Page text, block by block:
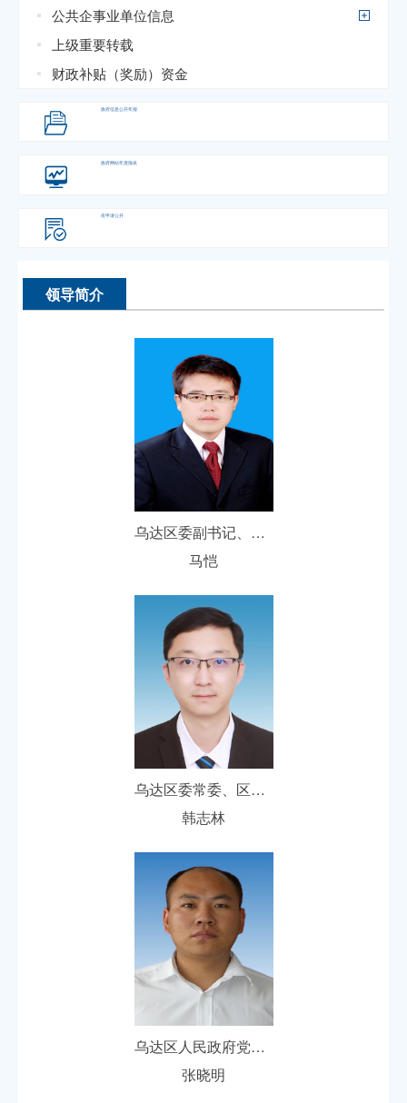
公共企事业单位信息
上级重要转载
财政补贴（奖励）资金
政府信息公开年报
政府网站年度报表
依申请公开
领导简介
乌达区委副书记、区人民政府党组书记、代区长
马恺
乌达区委常委、区人民政府党组副书记、副区长
韩志林
乌达区人民政府党组成员、副区长
张晓明